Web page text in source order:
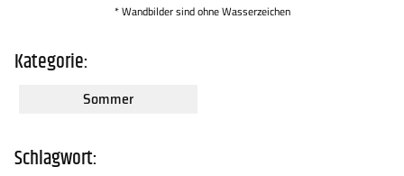
* Wandbilder sind ohne Wasserzeichen
Kategorie:
Sommer
Schlagwort: